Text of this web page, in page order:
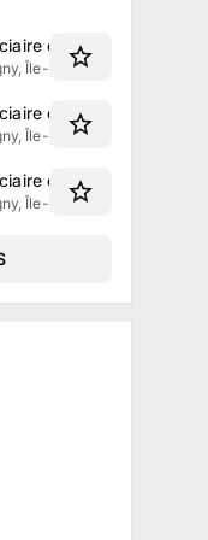
de Bobigny le 8
Île-de-France
de Bobigny le 15
Île-de-France
de Bobigny le 29
Île-de-France